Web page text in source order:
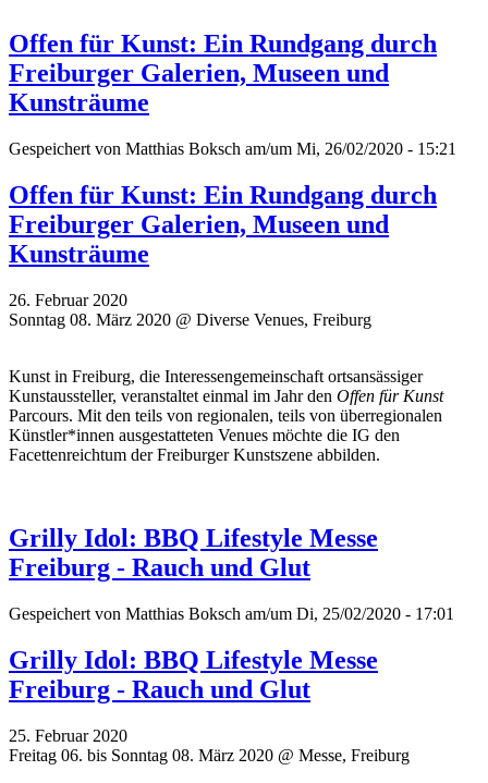
Offen für Kunst: Ein Rundgang durch
Freiburger Galerien, Museen und
Kunsträume
Gespeichert von Matthias Boksch am/um Mi, 26/02/2020 - 15:21
Offen für Kunst: Ein Rundgang durch
Freiburger Galerien, Museen und
Kunsträume
26. Februar 2020
Sonntag 08. März 2020 @ Diverse Venues, Freiburg
Kunst in Freiburg, die Interessengemeinschaft ortsansässiger
Kunstaussteller, veranstaltet einmal im Jahr den Offen für Kunst
Parcours. Mit den teils von regionalen, teils von überregionalen
Künstler*innen ausgestatteten Venues möchte die IG den
Facettenreichtum der Freiburger Kunstszene abbilden.
Grilly Idol: BBQ Lifestyle Messe
Freiburg - Rauch und Glut
Gespeichert von Matthias Boksch am/um Di, 25/02/2020 - 17:01
Grilly Idol: BBQ Lifestyle Messe
Freiburg - Rauch und Glut
25. Februar 2020
Freitag 06. bis Sonntag 08. März 2020 @ Messe, Freiburg